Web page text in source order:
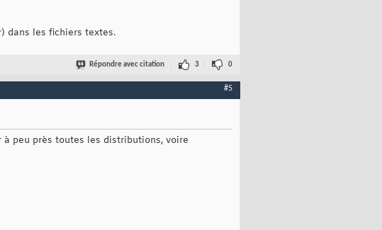
dans les fichiers textes.
Répondre avec citation 3 0
#5
à peu près toutes les distributions, voire